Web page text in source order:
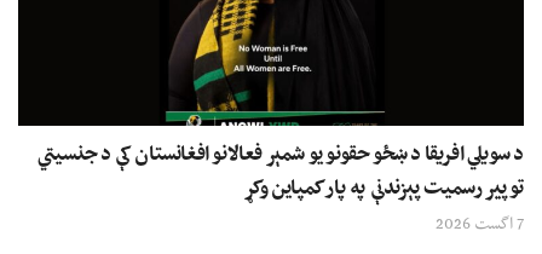
د سویلي افریقا د ښځو حقونو یو شمېر فعالانو افغانستان کې د جنسیتي
توپیر رسمیت پېزندنې په پار کمپاین وکړ
7 اگست 2026